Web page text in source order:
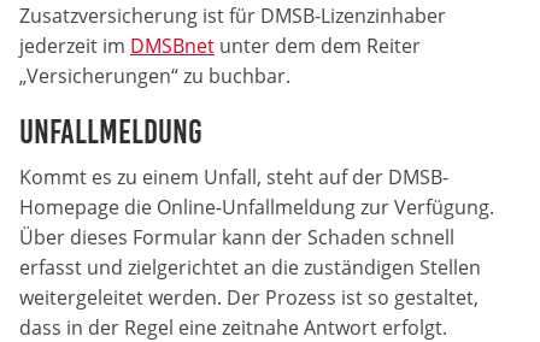
Zusatzversicherung ist für DMSB-Lizenzinhaber
jederzeit im DMSBnet unter dem dem Reiter
„Versicherungen“ zu buchbar.
Unfallmeldung
Kommt es zu einem Unfall, steht auf der DMSB-
Homepage die Online-Unfallmeldung zur Verfügung.
Über dieses Formular kann der Schaden schnell
erfasst und zielgerichtet an die zuständigen Stellen
weitergeleitet werden. Der Prozess ist so gestaltet,
dass in der Regel eine zeitnahe Antwort erfolgt.
Name:
_gat, _ga, _gid
Google LLC
Diese Cookies dienen zur Erhebung von Statistiken zur
Website-Nutzung.
Cookie Laufzeit:
24 Monate